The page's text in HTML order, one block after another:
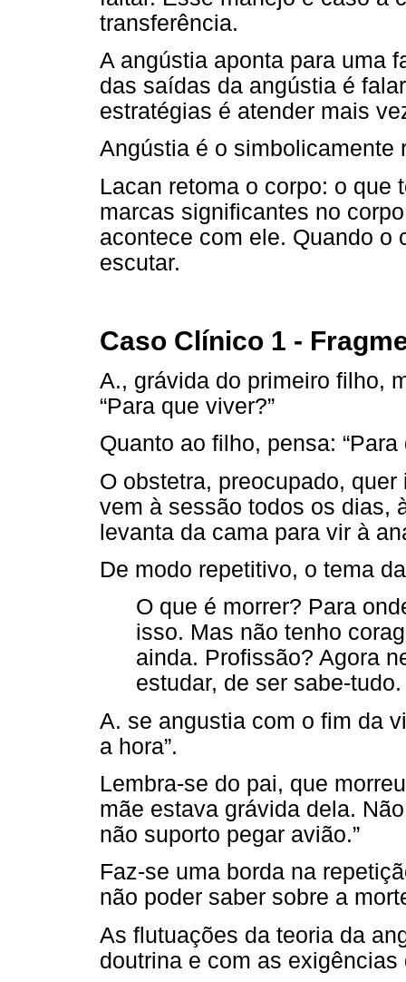
transferência.
A angústia aponta para uma
das saídas da angústia é
estratégias é atender mais
Angústia é o simbolicamente
Lacan retoma o corpo: o que
marcas significantes no
acontece com ele. Quando o
escutar.
Caso Clínico 1 -
A., grávida do primeiro filho,
“Para que viver?”
Quanto ao filho, pensa:
O obstetra, preocupado,
vem à sessão todos os dias,
levanta da cama para vir à
De modo repetitivo, o tema
O que é morrer? Para
isso. Mas não tenho
ainda. Profissão? Agora
estudar, de ser sabe-tudo.
A. se angustia com o fim da
a hora”.
Lembra-se do pai, que
mãe estava grávida dela.
não suporto pegar avião.”
Faz-se uma borda na
não poder saber sobre a
As flutuações da teoria da
doutrina e com as